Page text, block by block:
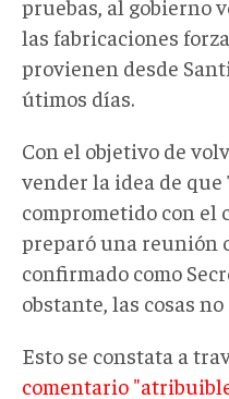
pruebas, al gobierno
las fabricaciones
provienen desde
útimos días.
Con el objetivo de
vender la idea de que
comprometido con el
preparó una reunión
confirmado como
obstante, las cosas
Esto se constata a
comentario